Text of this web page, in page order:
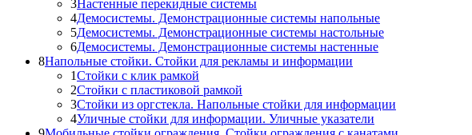
3Настенные перекидные системы
4Демосистемы. Демонстрационные системы напольные
5Демосистемы. Демонстрационные системы настольные
6Демосистемы. Демонстрационные системы настенные
8Напольные стойки. Стойки для рекламы и информации
1Стойки с клик рамкой
2Стойки с пластиковой рамкой
3Стойки из оргстекла. Напольные стойки для информации
4Уличные стойки для информации. Уличные указатели